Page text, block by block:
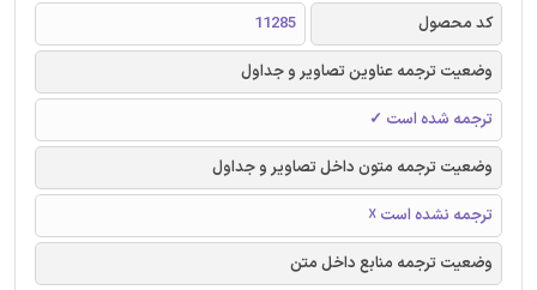
کد محصول
11285
وضعیت ترجمه عناوین تصاویر و جداول
ترجمه شده است ✓
وضعیت ترجمه متون داخل تصاویر و جداول
ترجمه نشده است ☓
وضعیت ترجمه منابع داخل متن